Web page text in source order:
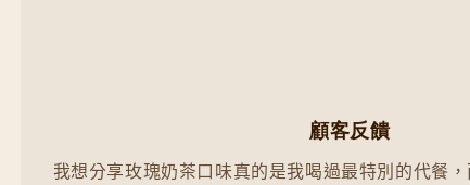
顧客反饋
我想分享玫瑰奶茶口味真的是我喝過最特別的代餐